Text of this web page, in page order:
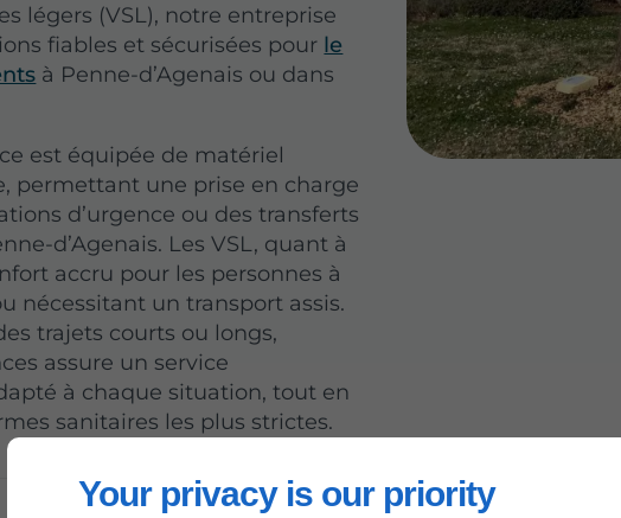
Your privacy is our priority
légers (VSL), notre entreprise
fiables et sécurisées pour le
à Penne-d’Agenais ou dans
est équipée de matériel
permettant une prise en charge
d’urgence ou des transferts
d’Agenais. Les VSL, quant à
accru pour les personnes à
nécessitant un transport assis.
trajets courts ou longs,
assure un service
à chaque situation, tout en
sanitaires les plus strictes.